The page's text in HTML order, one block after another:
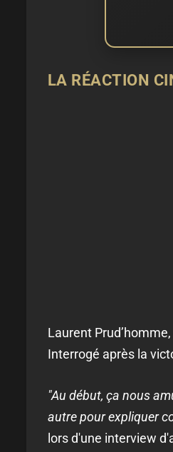
LA RÉACTION
Laurent
Interrogé après la
"Au début, ça nous
autre pour expliquer
lors d'une interview